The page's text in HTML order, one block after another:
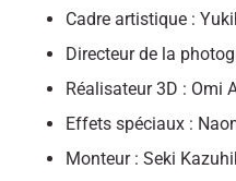
Cadre artistique :
Directeur de la
Réalisateur 3D : Omi
Effets spéciaux :
Monteur : Seki